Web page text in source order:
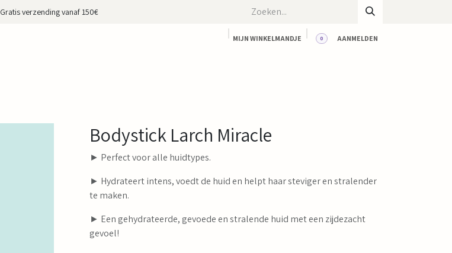
Gratis verzending vanaf 150€
MIJN WINKELMANDJE 0 AANMELDEN
Bodystick Larch Miracle
► Perfect voor alle huidtypes.
► Hydrateert intens, voedt de huid en helpt haar steviger en stralender
te maken.
► Een gehydrateerde, gevoede en stralende huid met een zijdezacht
gevoel!